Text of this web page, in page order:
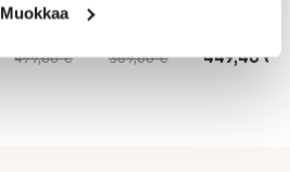
Muokkaa
From:
499,00€
price
price
369,00€
price
price
449,40€
range: